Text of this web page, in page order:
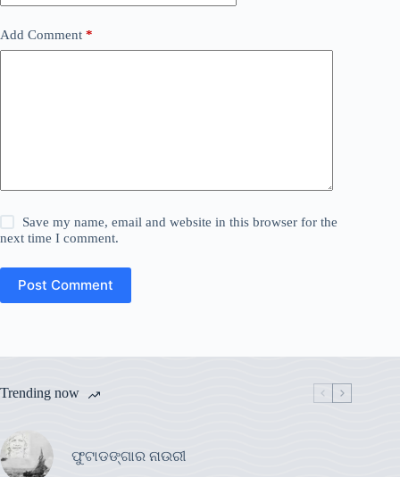
Add Comment *
Save my name, email and website in this browser for the
next time I comment.
Post Comment
Trending now
ଫୁଟାଡଙ୍ଗାର ନାଉରୀ